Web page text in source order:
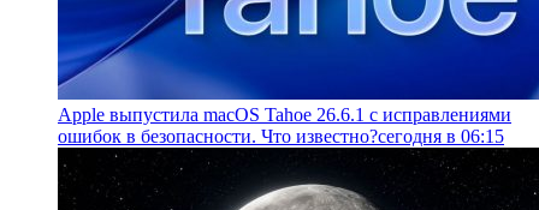
Apple выпустила macOS Tahoe 26.6.1 с исправлениями
ошибок в безопасности. Что известно?сегодня в 06:15